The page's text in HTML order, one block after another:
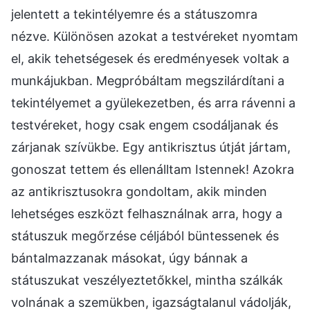
jelentett a tekintélyemre és a státuszomra
nézve. Különösen azokat a testvéreket nyomtam
el, akik tehetségesek és eredményesek voltak a
munkájukban. Megpróbáltam megszilárdítani a
tekintélyemet a gyülekezetben, és arra rávenni a
testvéreket, hogy csak engem csodáljanak és
zárjanak szívükbe. Egy antikrisztus útját jártam,
gonoszat tettem és ellenálltam Istennek! Azokra
az antikrisztusokra gondoltam, akik minden
lehetséges eszközt felhasználnak arra, hogy a
státuszuk megőrzése céljából büntessenek és
bántalmazzanak másokat, úgy bánnak a
státuszukat veszélyeztetőkkel, mintha szálkák
volnának a szemükben, igazságtalanul vádolják,